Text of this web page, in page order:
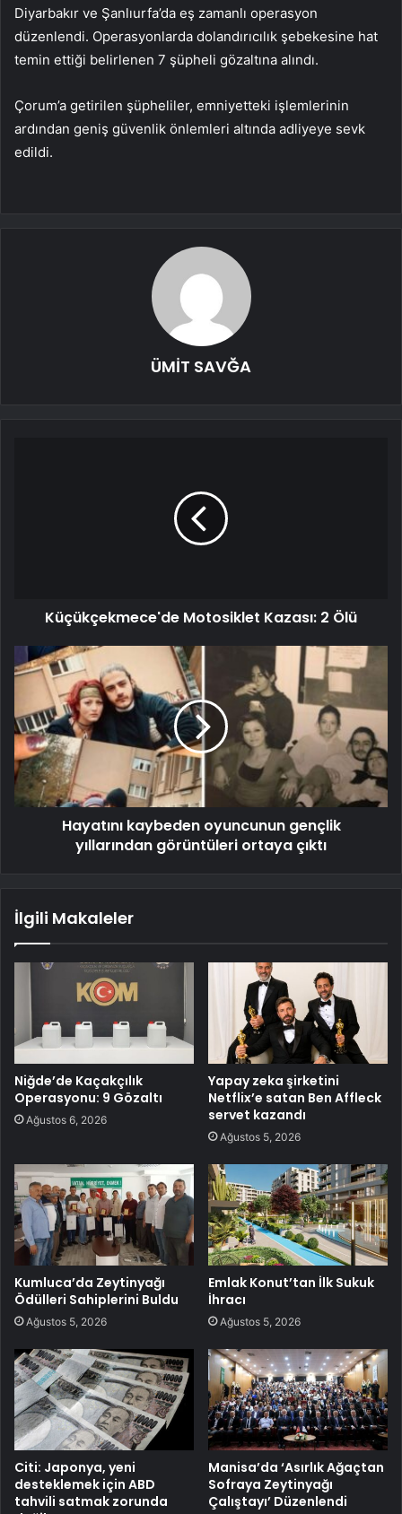
Diyarbakır ve Şanlıurfa’da eş zamanlı operasyon
düzenlendi. Operasyonlarda dolandırıcılık şebekesine hat
temin ettiği belirlenen 7 şüpheli gözaltına alındı.
Çorum’a getirilen şüpheliler, emniyetteki işlemlerinin
ardından geniş güvenlik önlemleri altında adliyeye sevk
edildi.
ÜMİT SAVĞA
Küçükçekmece'de Motosiklet Kazası: 2 Ölü
Hayatını kaybeden oyuncunun gençlik
yıllarından görüntüleri ortaya çıktı
İlgili Makaleler
Niğde’de Kaçakçılık
Operasyonu: 9 Gözaltı
Ağustos 6, 2026
Yapay zeka şirketini
Netflix’e satan Ben Affleck
servet kazandı
Ağustos 5, 2026
Kumluca’da Zeytinyağı
Ödülleri Sahiplerini Buldu
Ağustos 5, 2026
Emlak Konut’tan İlk Sukuk
İhracı
Ağustos 5, 2026
Citi: Japonya, yeni
desteklemek için ABD
tahvili satmak zorunda
Manisa’da ‘Asırlık Ağaçtan
Sofraya Zeytinyağı
Çalıştayı’ Düzenlendi